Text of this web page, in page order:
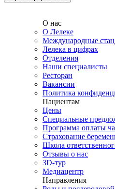
О нас
О Лелеке
Международные
Лелека в цифрах
Отделения
Наши специалисты
Ресторан
Вакансии
Политика
Пациентам
Цены
Специальные
Программа оплаты
Страхование
Школа
Отзывы о нас
3D-тур
Медиацентр
Направления